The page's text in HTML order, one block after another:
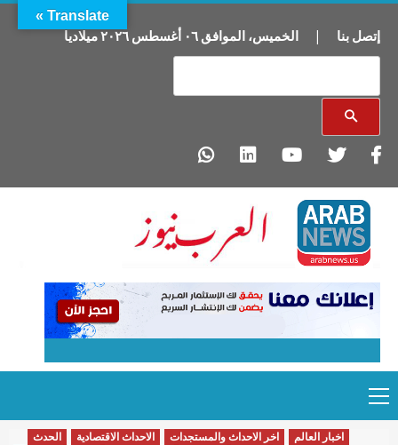
إتصل بنا | الخميس، الموافق٠٦ أغسطس ٢٠٢٦ميلاديا
to
content
Menu
اخبار العالم اخر الاحداث والمستجدات الاحداث الاقتصادية
الحدث
Translate »